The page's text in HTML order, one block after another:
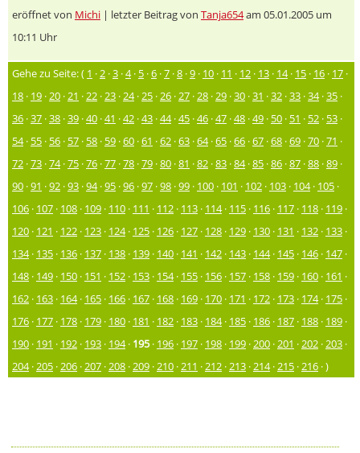
eröffnet von Michi | letzter Beitrag von Tanja654am 05.01.2005 um
10:11 Uhr
Gehe zu Seite: ( 1 ·2 ·3 ·4· 5 ·6 ·7 ·8 ·9 · 10 · 11 · 12 · 13 · 14· 15 · 16 · 17 ·
18 · 19 ·20 ·21 ·22 ·23 ·24·25 ·26 ·27 ·28 ·29 ·30 ·31 ·32 ·33 ·34·35 ·
36 ·37 ·38 ·39 ·40 ·41 ·42 ·43 ·44·45 ·46 ·47 ·48 ·49 · 50 · 51 · 52 · 53 ·
54· 55 · 56 · 57 · 58 · 59 ·60 ·61 ·62 ·63 ·64·65 ·66 ·67 ·68 ·69 ·70 ·71 ·
72 ·73 ·74·75 ·76 ·77 ·78 ·79 ·80 ·81 ·82 ·83 ·84·85 ·86 ·87 ·88 ·89 ·
90 ·91 ·92 ·93 ·94·95 ·96 ·97 ·98 ·99 · 100 · 101 · 102 · 103 · 104· 105 ·
106 · 107 · 108 · 109 · 110 · 111 · 112 · 113 · 114· 115 · 116 · 117 · 118 · 119 ·
120 · 121 · 122 · 123 · 124· 125 · 126 · 127 · 128 · 129 · 130 · 131 · 132 · 133 ·
134· 135 · 136 · 137 · 138 · 139 · 140 · 141 · 142 · 143 · 144· 145 · 146 · 147 ·
148 · 149 · 150 · 151 · 152 · 153 · 154· 155 · 156 · 157 · 158 · 159 · 160 · 161 ·
162 · 163 · 164· 165 · 166 · 167 · 168 · 169 · 170 · 171 · 172 · 173 · 174· 175 ·
176 · 177 · 178 · 179 · 180 · 181 · 182 · 183 · 184· 185 · 186 · 187 · 188 · 189 ·
190 · 191 · 192 · 193 · 194· 195· 196 · 197 · 198 · 199 ·200 ·201 ·202 ·203 ·
204·205 ·206 ·207 ·208 ·209 ·210 ·211 ·212 ·213 ·214·215 ·216 · )